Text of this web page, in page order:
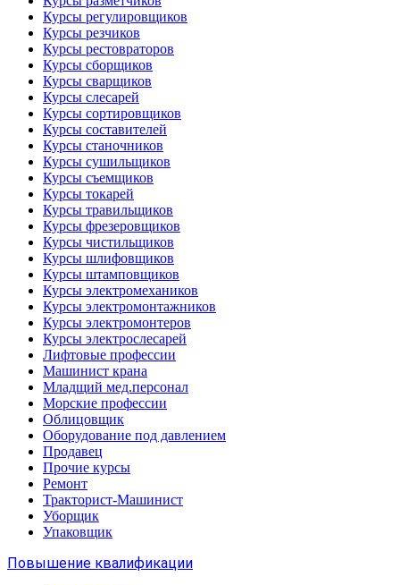
Курсы регулировщиков
Курсы резчиков
Курсы рестовраторов
Курсы сборщиков
Курсы сварщиков
Курсы слесарей
Курсы сортировщиков
Курсы составителей
Курсы станочников
Курсы сушильщиков
Курсы съемщиков
Курсы токарей
Курсы травильщиков
Курсы фрезеровщиков
Курсы чистильщиков
Курсы шлифовщиков
Курсы штамповщиков
Курсы электромехаников
Курсы электромонтажников
Курсы электромонтеров
Курсы электрослесарей
Лифтовые профессии
Машинист крана
Младщий мед.персонал
Морские профессии
Облицовщик
Оборудование под давлением
Продавец
Прочие курсы
Ремонт
Тракторист-Машинист
Уборщик
Упаковщик
Повышение квалификации